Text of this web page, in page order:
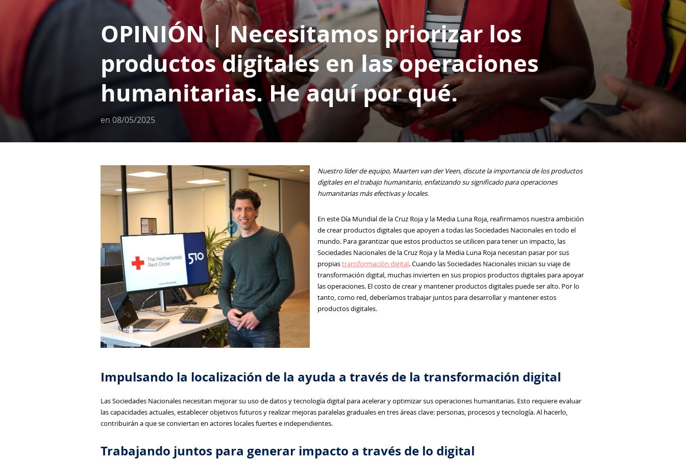
OPINIÓN | Necesitamos priorizar los
productos digitales en las operaciones
humanitarias. He aquí por qué.
en 08/05/2025
Nuestro líder de equipo, Maarten van der Veen, discute la importancia de los productos
digitales en el trabajo humanitario, enfatizando su significado para operaciones
humanitarias más efectivas y locales.
En este Día Mundial de la Cruz Roja y la Media Luna Roja, reafirmamos nuestra ambición
de crear productos digitales que apoyen a todas las Sociedades Nacionales en todo el
mundo. Para garantizar que estos productos se utilicen para tener un impacto, las
Sociedades Nacionales de la Cruz Roja y la Media Luna Roja necesitan pasar por sus
propiastransformación digital. Cuando las Sociedades Nacionales inician su viaje de
transformación digital, muchas invierten en sus propios productos digitales para apoyar
las operaciones. El costo de crear y mantener productos digitales puede ser alto. Por lo
tanto, como red, deberíamos trabajar juntos para desarrollar y mantener estos
productos digitales.
Impulsando la localización de la ayuda a través de la transformación digital
Las Sociedades Nacionales necesitan mejorar su uso de datos y tecnología digital para acelerar y optimizar sus operaciones humanitarias. Esto requiere evaluar
las capacidades actuales, establecer objetivos futuros y realizar mejoras paralelas graduales en tres áreas clave: personas, procesos y tecnología. Al hacerlo,
contribuirán a que se conviertan en actores locales fuertes e independientes.
Trabajando juntos para generar impacto a través de lo digital